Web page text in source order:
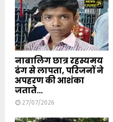
नाबालिग छात्र रहस्यमय
ढंग से लापता, परिजनों ने
अपहरण की आशंका
जताते...
27/07/2026